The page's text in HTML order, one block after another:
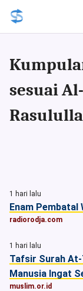
sesuai
1 hari lalu
Enam Pembatal
radiorodja.com
1 hari lalu
Tafsir Surah At-
Manusia Ingat
muslim.or.id